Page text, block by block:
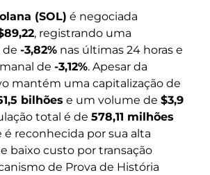
(SOL) é negociada
, registrando uma
de -3,82% nas últimas 24 horas e
de -3,12%. Apesar da
mantém uma capitalização de
bilhões e um volume de $3,9
total é de 578,11 milhões
é reconhecida por sua alta
baixo custo por transação
de Prova de História